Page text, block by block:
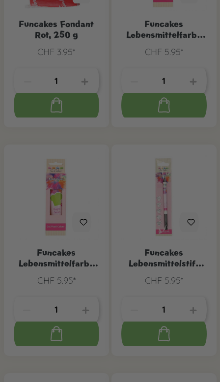
Funcakes Fondant
Rot, 250 g
CHF 3.95*
Funcakes
Lebensmittelfarbe
CHF 5.95*
Funcakes
Lebensmittelfarbe
CHF 5.95*
Funcakes
Lebensmittelstift
CHF 5.95*